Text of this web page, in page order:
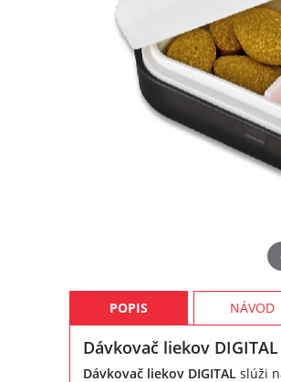
POPIS NÁVOD
Dávkovač liekov DIGITAL
Dávkovač liekov DIGITALslúži